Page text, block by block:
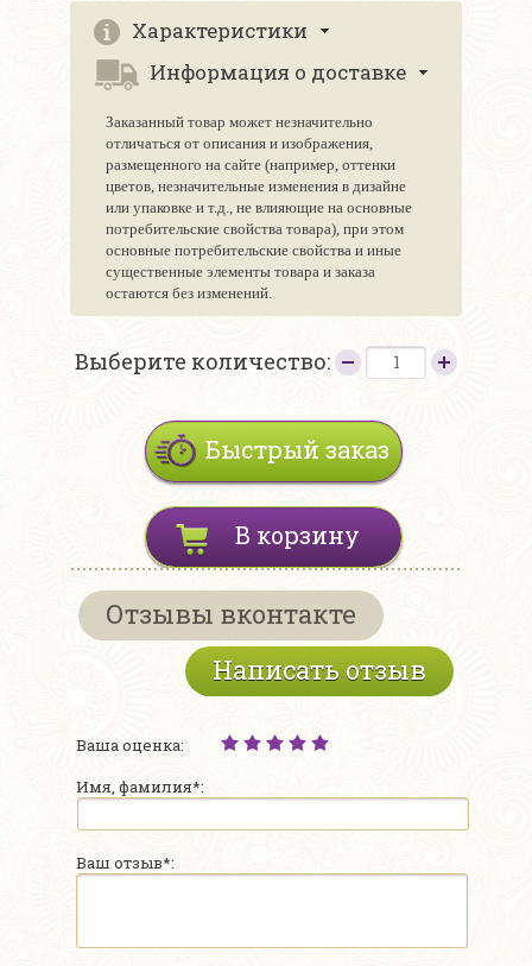
Характеристики
Информация о доставке
Заказанный товар может незначительно
отличаться от описания и изображения,
размещенного на сайте (например, оттенки
цветов, незначительные изменения в дизайне
или упаковке и т.д., не влияющие на основные
потребительские свойства товара), при этом
основные потребительские свойства и иные
существенные элементы товара и заказа
остаются без изменений.
Выберите количество:
Быстрый заказ
В корзину
Отзывы вконтакте
Написать отзыв
Ваша оценка:
Имя, фамилия*:
Ваш отзыв*: